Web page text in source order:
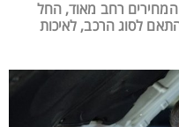
רחב מאוד, החל
ש"ח, הכל בהתאם לסוג הרכב, לאיכות